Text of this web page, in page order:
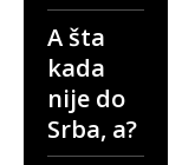
A šta
kada
nije do
Srba, a?